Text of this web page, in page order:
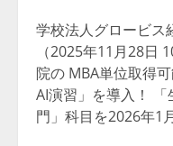
学校法人グロービス
（2025年11月28日
院の MBA単位取得
AI演習」を導入！
門」科目を2026年1